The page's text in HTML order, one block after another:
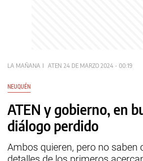
LA MAÑANA ATEN 24 DE MARZO 2024 - 00:19
NEUQUÉN
ATEN y gobierno, en
diálogo perdido
Ambos quieren, pero no saben